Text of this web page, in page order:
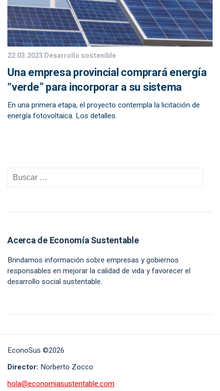
22.03.2023 Desarrollo sostenible
Una empresa provincial comprará energía
“verde” para incorporar a su sistema
En una primera etapa, el proyecto contempla la licitación de
energía fotovoltaica. Los detalles.
Acerca de Economía Sustentable
Brindamos información sobre empresas y gobiernos
responsables en mejorar la calidad de vida y favorecer el
desarrollo social sustentable.
EconoSus ©2026
Director: Norberto Zocco
hola@economiasustentable.com